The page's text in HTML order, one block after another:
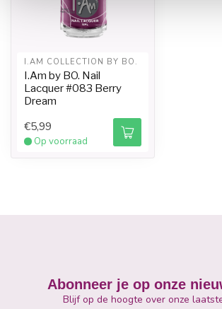
I.AM COLLECTION BY BO.
I.Am by BO. Nail
Lacquer #083 Berry
Dream
€5,99
Op voorraad
Abonneer je op onze
Blijf op de hoogte over onze